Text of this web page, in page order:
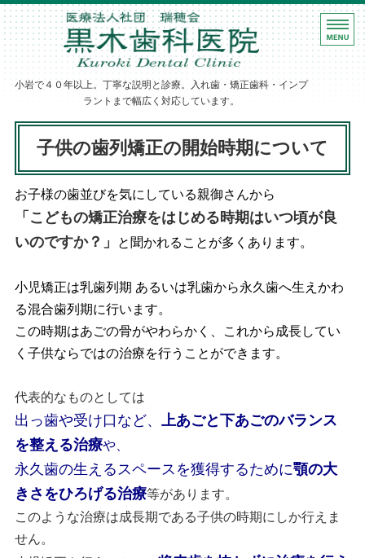
黒木歯科医院｜
小岩で４０年以上。丁寧な説明と診療。入れ歯・矯正歯科・インプ
ラントまで幅広く対応しています。
ホーム
診療案内
歯科医師紹介
アクセス
子供の歯列矯正の開始時期について
お子様の歯並びを気にしている親御さんから
「こどもの矯正治療をはじめる時期はいつ頃が良
いのですか？」
と聞かれることが多くあります。
小児矯正は乳歯列期 あるいは乳歯から永久歯へ生えかわ
る混合歯列期に行います。
この時期はあごの骨がやわらかく、これから成長してい
く子供ならではの治療を行うことができます。
代表的なものとしては
出っ歯や受け口など、 上あごと下あごのバランス
を整える治療や、
永久歯の生えるスペースを獲得するために顎の大
きさをひろげる治療等があります。
このような治療は成長期である子供の時期にしか行えま
せん。